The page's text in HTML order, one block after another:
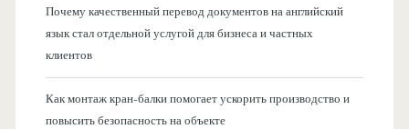
Почему качественный перевод документов на английский
язык стал отдельной услугой для бизнеса и частных
клиентов
Как монтаж кран-балки помогает ускорить производство и
повысить безопасность на объекте